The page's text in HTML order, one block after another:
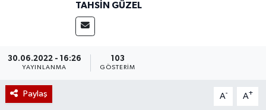
TAHSIN GÜZEL
30.06.2022 - 16:26
YAYINLANMA
103
GÖSTERIM
Paylaş A- A+
Haber Arşivi